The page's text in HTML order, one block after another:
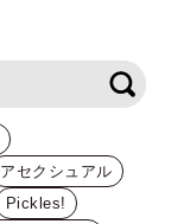
アセクシュアル
Pickles!